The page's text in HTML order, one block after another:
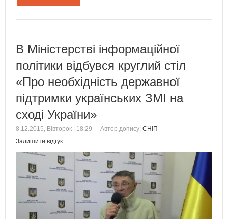
В Міністерстві інформаційної
політики відбувся круглий стіл
«Про необхідність державної
підтримки українських ЗМІ на
сході України»
8.12.2015, Вівторок | 18:29 Автор допису: СНІП
Залишити відгук